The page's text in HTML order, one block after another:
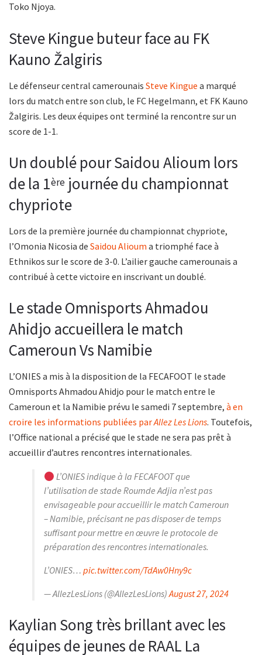
Toko Njoya.
Steve Kingue buteur face au FK
Kauno Žalgiris
Le défenseur central camerounais Steve Kingue a marqué
lors du match entre son club, le FC Hegelmann, et FK Kauno
Žalgiris. Les deux équipes ont terminé la rencontre sur un
score de 1-1.
Un doublé pour Saidou Alioum lors
de la 1ère journée du championnat
chypriote
Lors de la première journée du championnat chypriote,
l’Omonia Nicosia de Saidou Alioum a triomphé face à
Ethnikos sur le score de 3-0. L’ailier gauche camerounais a
contribué à cette victoire en inscrivant un doublé.
Le stade Omnisports Ahmadou
Ahidjo accueillera le match
Cameroun Vs Namibie
L’ONIES a mis à la disposition de la FECAFOOT le stade
Omnisports Ahmadou Ahidjo pour le match entre le
Cameroun et la Namibie prévu le samedi 7 septembre, à en
croire les informations publiées parAllez Les Lions. Toutefois,
l’Office national a précisé que le stade ne sera pas prêt à
accueillir d’autres rencontres internationales.
L’ONIES indique à la FECAFOOT que
l’utilisation de stade Roumde Adjia n’est pas
envisageable pour accueillir le match Cameroun
– Namibie, précisant ne pas disposer de temps
suffisant pour mettre en œuvre le protocole de
préparation des rencontres internationales.
L’ONIES… pic.twitter.com/TdAw0Hny9c
— AllezLesLions (@AllezLesLions)August 27, 2024
Kaylian Song très brillant avec les
équipes de jeunes de RAAL La